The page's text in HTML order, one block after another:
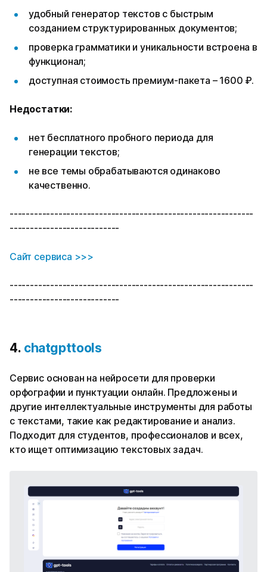
удобный генератор текстов с быстрым
созданием структурированных документов;
проверка грамматики и уникальности встроена в
функционал;
доступная стоимость премиум-пакета – 1600 ₽.
Недостатки:
нет бесплатного пробного периода для
генерации текстов;
не все темы обрабатываются одинаково
качественно.
------------------------------------------------------------
---------------------------
Сайт сервиса >>>
------------------------------------------------------------
---------------------------
4. chatgpttools
Сервис основан на нейросети для проверки
орфографии и пунктуации онлайн. Предложены и
другие интеллектуальные инструменты для работы
с текстами, такие как редактирование и анализ.
Подходит для студентов, профессионалов и всех,
кто ищет оптимизацию текстовых задач.